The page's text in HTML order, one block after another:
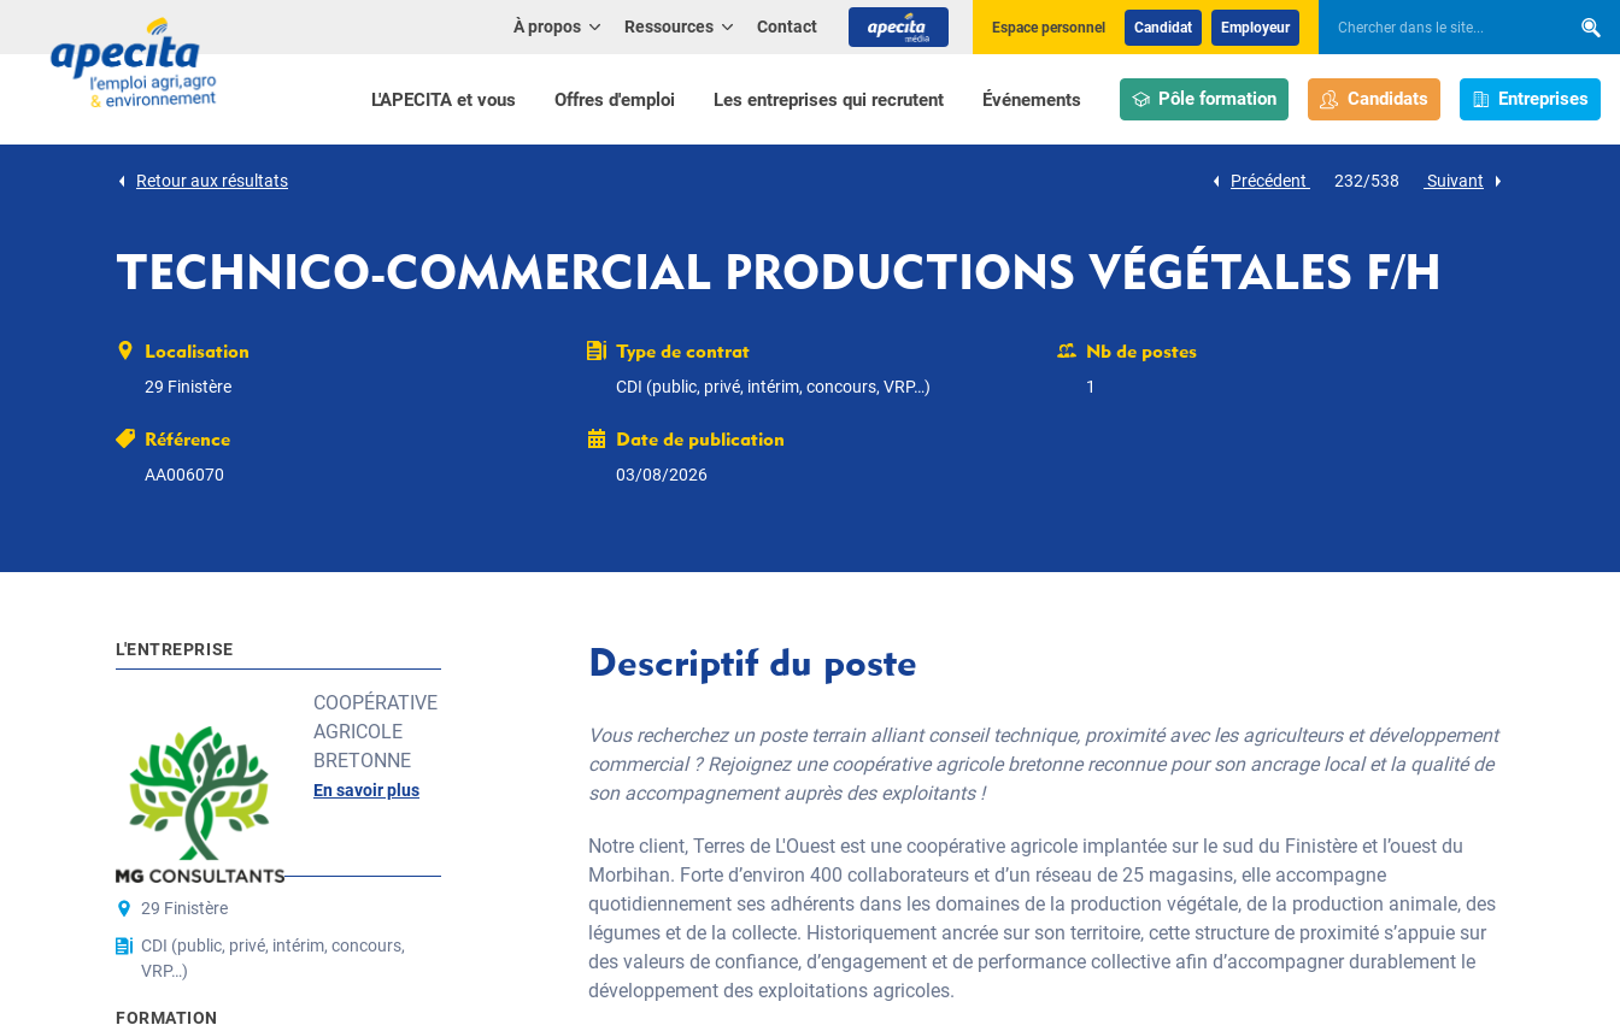
L'APECITA et vous Offres d'emploi Les entreprises qui recrutent Événements Pôle formation Candidats Entreprises
À propos Ressources Contact Espace personnel Candidat Employeur
Retour aux résultats Précédent 232/538 Suivant
TECHNICO-COMMERCIAL PRODUCTIONS VÉGÉTALES F/H
Localisation
29 Finistère
Type de contrat
CDI (public, privé, intérim, concours, VRP…)
Nb de postes
1
Référence
AA006070
Date de publication
03/08/2026
L'ENTREPRISE
COOPÉRATIVE
AGRICOLE
BRETONNE
En savoir plus
29 Finistère
CDI (public, privé, intérim, concours,
VRP…)
FORMATION
Descriptif du poste
Vous recherchez un poste terrain alliant conseil technique, proximité avec les agriculteurs et développement
commercial ? Rejoignez une coopérative agricole bretonne reconnue pour son ancrage local et la qualité de
son accompagnement auprès des exploitants !
Notre client, Terres de L'Ouest est une coopérative agricole implantée sur le sud du Finistère et l’ouest du
Morbihan. Forte d’environ 400 collaborateurs et d’un réseau de 25 magasins, elle accompagne
quotidiennement ses adhérents dans les domaines de la production végétale, de la production animale, des
légumes et de la collecte. Historiquement ancrée sur son territoire, cette structure de proximité s’appuie sur
des valeurs de confiance, d’engagement et de performance collective afin d’accompagner durablement le
développement des exploitations agricoles.